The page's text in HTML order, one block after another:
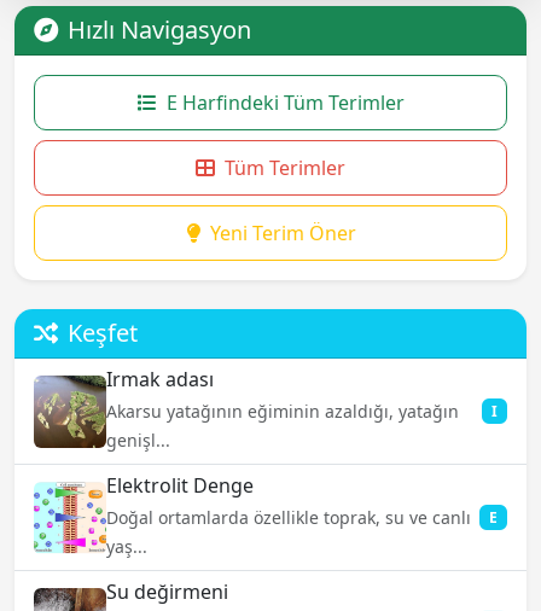
Hızlı Navigasyon
E Harfindeki Tüm Terimler
Tüm Terimler
Yeni Terim Öner
Keşfet
Irmak adası
Akarsu yatağının eğiminin azaldığı, yatağın
genişl...
I
Elektrolit Denge
Doğal ortamlarda özellikle toprak, su ve canlı
yaş...
E
Su değirmeni